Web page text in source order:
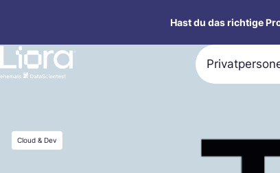
springen
Hast du das richtige
Cloud & Dev